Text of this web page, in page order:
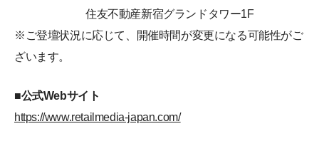
住友不動産新宿グランドタワー1F
※ご登壇状況に応じて、開催時間が変更になる可能性がご
ざいます。
■公式Webサイト
https://www.retailmedia-japan.com/